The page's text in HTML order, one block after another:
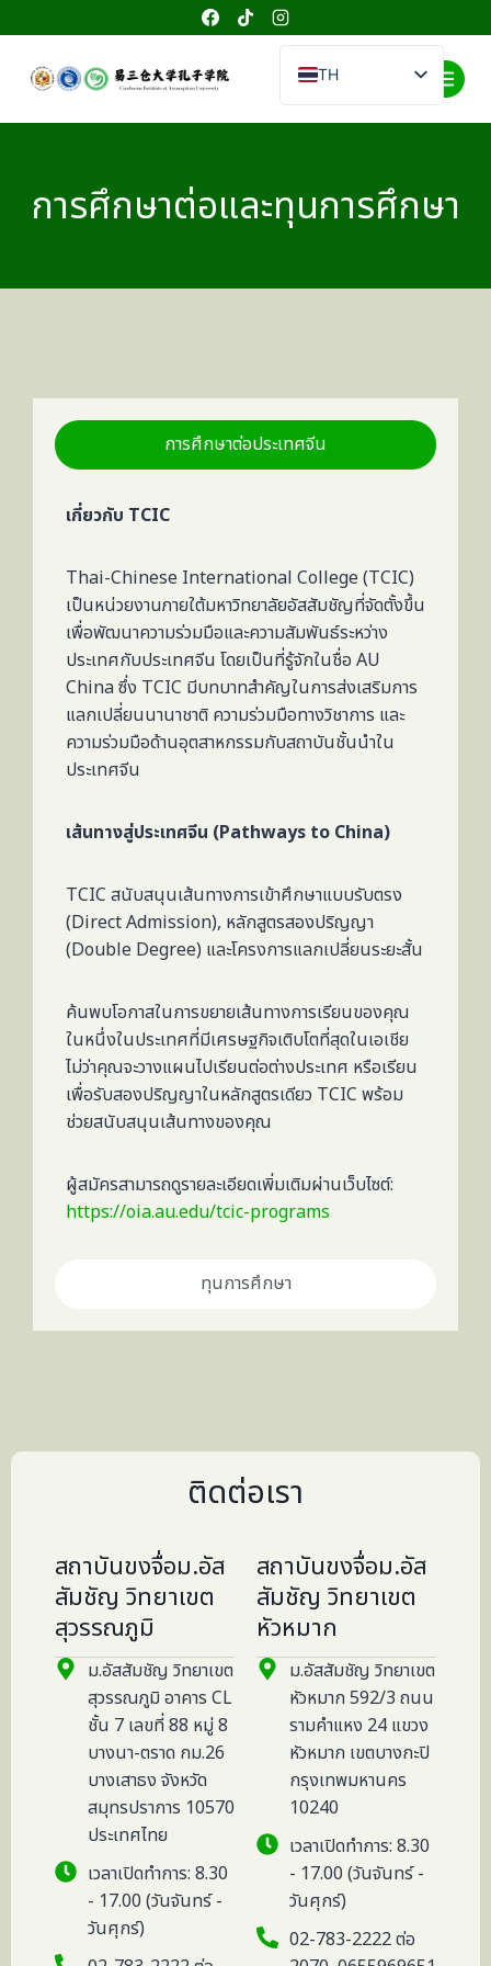
TH
EN
การศึกษาต่อและทุนการศึกษา
การศึกษาต่อประเทศจีน
ทุนการศึกษา
เกี่ยวกับ TCIC
Thai-Chinese International College (TCIC)
เป็นหน่วยงานภายใต้มหาวิทยาลัยอัสสัมชัญที่จัดตั้งขึ้น
เพื่อพัฒนาความร่วมมือและความสัมพันธ์ระหว่าง
ประเทศกับประเทศจีน โดยเป็นที่รู้จักในชื่อ AU
China ซึ่ง TCIC มีบทบาทสำคัญในการส่งเสริมการ
แลกเปลี่ยนนานาชาติ ความร่วมมือทางวิชาการ และ
ความร่วมมือด้านอุตสาหกรรมกับสถาบันชั้นนำใน
ประเทศจีน
เส้นทางสู่ประเทศจีน (Pathways to China)
TCIC สนับสนุนเส้นทางการเข้าศึกษาแบบรับตรง
(Direct Admission), หลักสูตรสองปริญญา
(Double Degree) และโครงการแลกเปลี่ยนระยะสั้น
ค้นพบโอกาสในการขยายเส้นทางการเรียนของคุณ
ในหนึ่งในประเทศที่มีเศรษฐกิจเติบโตที่สุดในเอเชีย
ไม่ว่าคุณจะวางแผนไปเรียนต่อต่างประเทศ หรือเรียน
เพื่อรับสองปริญญาในหลักสูตรเดียว TCIC พร้อม
ช่วยสนับสนุนเส้นทางของคุณ
ผู้สมัครสามารถดูรายละเอียดเพิ่มเติมผ่านเว็บไซต์:
https://oia.au.edu/tcic-programs
ติดต่อเรา
สถาบันขงจื่อม.อัส
สัมชัญ วิทยาเขต
สุวรรณภูมิ
ม.อัสสัมชัญ วิทยาเขต
สุวรรณภูมิ อาคาร CL
ชั้น 7 เลขที่ 88 หมู่ 8
บางนา-ตราด กม.26
บางเสาธง จังหวัด
สมุทรปราการ 10570
ประเทศไทย
เวลาเปิดทำการ: 8.30
- 17.00 (วันจันทร์ -
วันศุกร์)
สถาบันขงจื่อม.อัส
สัมชัญ วิทยาเขต
หัวหมาก
ม.อัสสัมชัญ วิทยาเขต
หัวหมาก 592/3 ถนน
รามคำแหง 24 แขวง
หัวหมาก เขตบางกะปิ
กรุงเทพมหานคร
10240
เวลาเปิดทำการ: 8.30
- 17.00 (วันจันทร์ -
วันศุกร์)
02-783-2222 ต่อ